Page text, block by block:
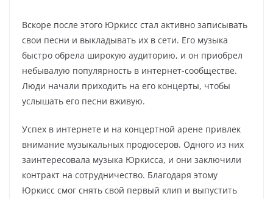
Вскоре после этого Юркисс стал активно записывать
свои песни и выкладывать их в сети. Его музыка
быстро обрела широкую аудиторию, и он приобрел
небывалую популярность в интернет-сообществе.
Люди начали приходить на его концерты, чтобы
услышать его песни вживую.
Успех в интернете и на концертной арене привлек
внимание музыкальных продюсеров. Одного из них
заинтересовала музыка Юркисса, и они заключили
контракт на сотрудничество. Благодаря этому
Юркисс смог снять свой первый клип и выпустить